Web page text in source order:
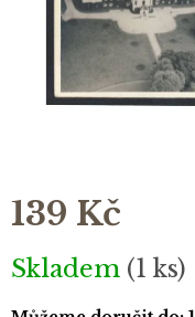
139 Kč
Měrná
cena:
Skladem (1 ks)